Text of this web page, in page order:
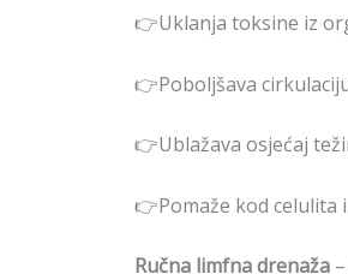
👉Uklanja toksine iz
👉Poboljšava
👉Ublažava osjećaj
👉Pomaže kod celulita
Ručna limfna drenaža